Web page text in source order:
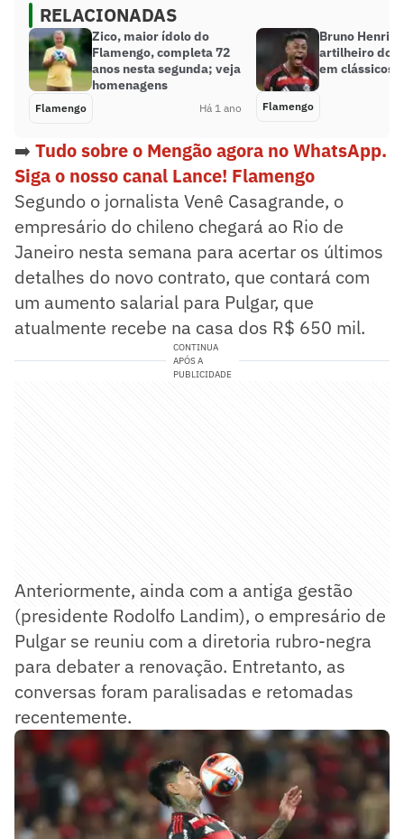
RELACIONADAS
Zico, maior ídolo do
Flamengo, completa 72
anos nesta segunda; veja
homenagens
Flamengo Há 1 ano
Bruno
artilheiro do
em clássicos
Flamengo
➡️ Tudo sobre o Mengão agora no WhatsApp.
Siga o nosso canal Lance! Flamengo
Segundo o jornalista Venê Casagrande, o
empresário do chileno chegará ao Rio de
Janeiro nesta semana para acertar os últimos
detalhes do novo contrato, que contará com
um aumento salarial para Pulgar, que
atualmente recebe na casa dos R$ 650 mil.
CONTINUA
APÓS A
PUBLICIDADE
Anteriormente, ainda com a antiga gestão
(presidente Rodolfo Landim), o empresário de
Pulgar se reuniu com a diretoria rubro-negra
para debater a renovação. Entretanto, as
conversas foram paralisadas e retomadas
recentemente.